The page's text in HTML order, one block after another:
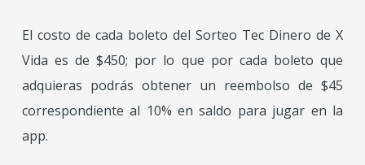
El costo de cada boleto del Sorteo Tec Dinero de X
Vida es de $450; por lo que por cada boleto que
adquieras podrás obtener un reembolso de $45
correspondiente al 10% en saldo para jugar en la
app.